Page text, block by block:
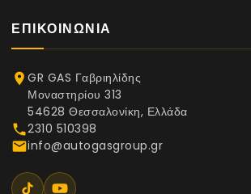
ΕΠΙΚΟΙΝΩΝΊΑ
place GR GAS Γαβριηλίδης
Μοναστηρίου 313
54628 Θεσσαλονίκη, Ελλάδα
phone2310 510398
emailinfo@autogasgroup.gr